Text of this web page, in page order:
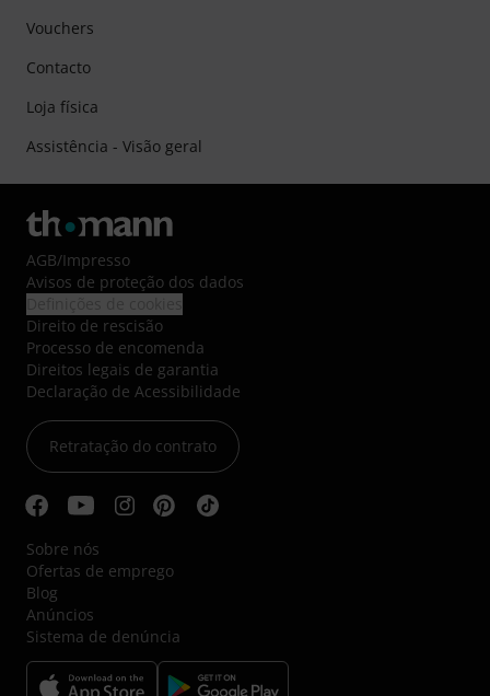
Vouchers
Contacto
Loja física
Assistência - Visão geral
AGB/Impresso
Avisos de proteção dos dados
Direito de rescisão
Processo de encomenda
Direitos legais de garantia
Declaração de Acessibilidade
Retratação do contrato
Sobre nós
Ofertas de emprego
Blog
Anúncios
Sistema de denúncia